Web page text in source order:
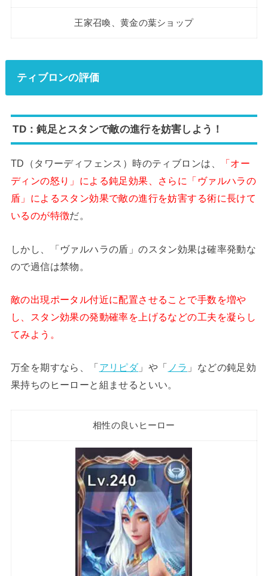
王家召喚、黄金の葉ショップ
ティブロンの評価
TD：鈍足とスタンで敵の進行を妨害しよう！
TD（タワーディフェンス）時のティブロンは、
「オー
ディンの怒り」による鈍足効果、さらに「ヴァルハラの
盾」によるスタン効果で敵の進行を妨害する術に長けて
いるのが特徴だ。
しかし、「ヴァルハラの盾」のスタン効果は確率発動な
ので過信は禁物。
敵の出現ポータル付近に配置させることで手数を増や
し、スタン効果の発動確率を上げるなどの工夫を凝らし
てみよう。
万全を期すなら、「アリピダ」や「 ノラ 」などの鈍足効
果持ちのヒーローと組ませるといい。
相性の良いヒーロー